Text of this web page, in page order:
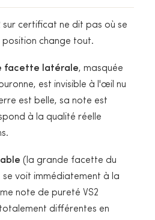
sur certificat ne dit pas où se
position change tout.
facette latérale, masquée
est invisible à l'œil nu
est belle, sa note est
à la qualité réelle
(la grande facette du
se voit immédiatement à la
note de pureté VS2
différentes en